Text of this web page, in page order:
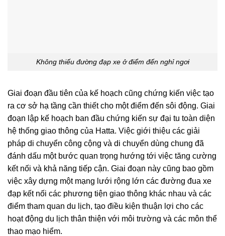
Không thiếu đường đạp xe ở điểm đến nghỉ ngơi
Giai đoạn đầu tiên của kế hoạch cũng chứng kiến việc tạo
ra cơ sở hạ tầng cần thiết cho một điểm đến sôi động. Giai
đoạn lập kế hoạch ban đầu chứng kiến sự đại tu toàn diện
hệ thống giao thông của Hatta. Việc giới thiệu các giải
pháp di chuyển công cộng và di chuyển dùng chung đã
đánh dấu một bước quan trọng hướng tới việc tăng cường
kết nối và khả năng tiếp cận. Giai đoạn này cũng bao gồm
việc xây dựng một mạng lưới rộng lớn các đường đua xe
đạp kết nối các phương tiện giao thông khác nhau và các
điểm tham quan du lịch, tạo điều kiện thuận lợi cho các
hoạt động du lịch thân thiện với môi trường và các môn thể
thao mạo hiểm.